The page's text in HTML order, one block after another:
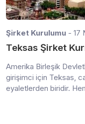
Şirket Kurulumu - 17
Teksas Şirket
Amerika Birleşik
girişimci için Teksas,
eyaletlerden biridir.